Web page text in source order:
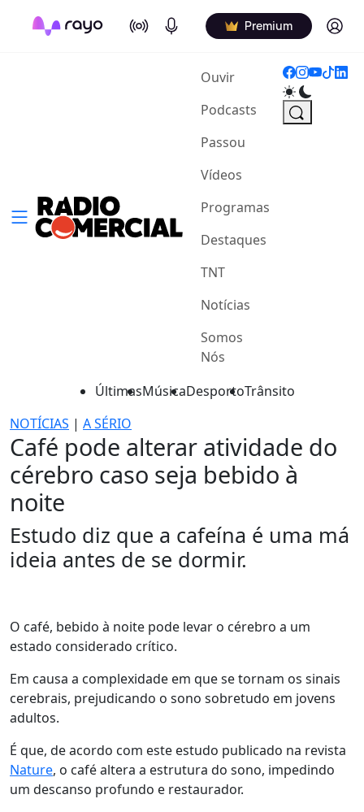
On Air Podcasts Premium Log in
Ouvir(current)
Podcasts
Passou
Vídeos
Programas
Destaques
TNT
Notícias
Somos
Nós
ÚltimasMúsicaDesportoTrânsito
NOTÍCIAS | A SÉRIO
Café pode alterar atividade do
cérebro caso seja bebido à
noite
Estudo diz que a cafeína é uma má
ideia antes de se dormir.
O café, bebido à noite pode levar o cérebro a um
estado considerado crítico.
Em causa a complexidade em que se tornam os sinais
cerebrais, prejudicando o sono sobretudo em jovens
adultos.
É que, de acordo com este estudo publicado na revista
Nature, o café altera a estrutura do sono, impedindo
um descanso profundo e restaurador.